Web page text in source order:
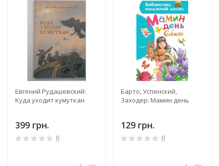
Евгений Рудашевский:
Куда уходит кумуткан
399 грн.
0
Барто, Успенский,
Заходер: Мамин день
129 грн.
0